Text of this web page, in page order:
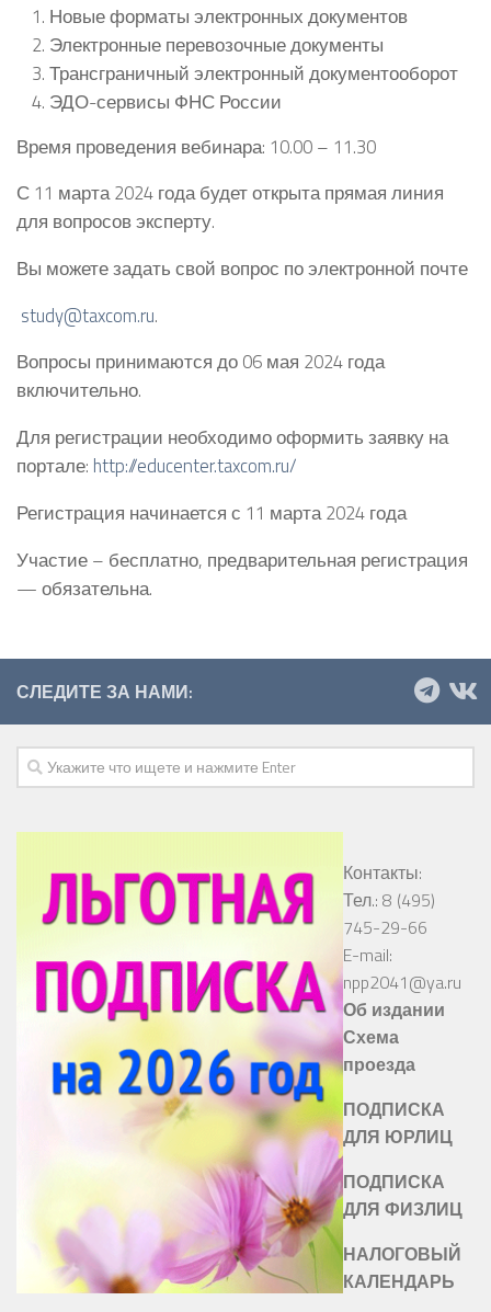
Новые форматы электронных документов
Электронные перевозочные документы
Трансграничный электронный документооборот
ЭДО-сервисы ФНС России
Время проведения вебинара: 10.00 – 11.30
С 11 марта 2024 года будет открыта прямая линия
для вопросов эксперту.
Вы можете задать свой вопрос по электронной почте
study@taxcom.ru.
Вопросы принимаются до 06 мая 2024 года
включительно.
Для регистрации необходимо оформить заявку на
портале: http://educenter.taxcom.ru/
Регистрация начинается с 11 марта 2024 года
Участие – бесплатно, предварительная регистрация
— обязательна.
СЛЕДИТЕ ЗА НАМИ:
Контакты:
Тел.: 8 (495)
745-29-66
E-mail:
npp2041@ya.ru
Об издании
Схема
проезда
ПОДПИСКА
ДЛЯ ЮРЛИЦ
ПОДПИСКА
ДЛЯ ФИЗЛИЦ
НАЛОГОВЫЙ
КАЛЕНДАРЬ